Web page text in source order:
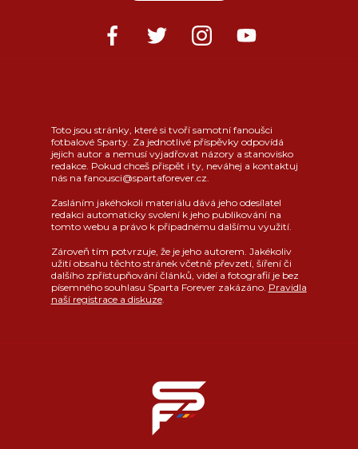
Toto jsou stránky, které si tvoří samotní fanoušci
fotbalové Sparty. Za jednotlivé příspěvky odpovídá
jejich autor a nemusí vyjadřovat názory a stanovisko
redakce. Pokud chceš přispět i ty, neváhej a kontaktuj
nás na fanousci@spartaforever.cz.
Zasláním jakéhokoli materiálu dává jeho odesílatel
redakci automaticky svolení k jeho publikování na
tomto webu a právo k případnému dalšímu využití.
Zároveň tím potvrzuje, že je jeho autorem. Jakékoliv
užití obsahu těchto stránek včetně převzetí, šíření či
dalšího zpřístupňování článků, videí a fotografií je bez
písemného souhlasu Sparta Forever zakázáno. Pravidla
naší registrace a diskuze.